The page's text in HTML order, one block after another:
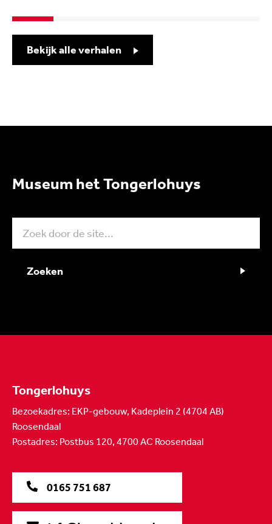
Bekijk alle verhalen
Museum het Tongerlohuys
Zoeken
Tongerlohuys
Bezoekadres: EKP-gebouw, Kadeplein 2 (4704 AB)
Roosendaal
Postadres: Postbus 120, 4700 AC Roosendaal
0165 751 687